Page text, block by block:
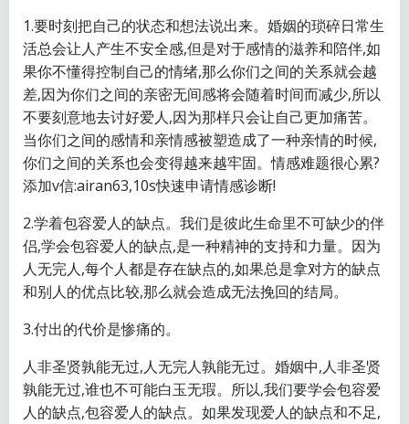
1.要时刻把自己的状态和想法说出来。婚姻的琐碎日常生
活总会让人产生不安全感,但是对于感情的滋养和陪伴,如
果你不懂得控制自己的情绪,那么你们之间的关系就会越
差,因为你们之间的亲密无间感将会随着时间而减少,所以
不要刻意地去讨好爱人,因为那样只会让自己更加痛苦。
当你们之间的感情和亲情感被塑造成了一种亲情的时候,
你们之间的关系也会变得越来越牢固。情感难题很心累?
添加v信:airan63,10s快速申请情感诊断!
2.学着包容爱人的缺点。我们是彼此生命里不可缺少的伴
侣,学会包容爱人的缺点,是一种精神的支持和力量。因为
人无完人,每个人都是存在缺点的,如果总是拿对方的缺点
和别人的优点比较,那么就会造成无法挽回的结局。
3.付出的代价是惨痛的。
人非圣贤孰能无过,人无完人孰能无过。婚姻中,人非圣贤
孰能无过,谁也不可能白玉无瑕。所以,我们要学会包容爱
人的缺点,包容爱人的缺点。如果发现爱人的缺点和不足,